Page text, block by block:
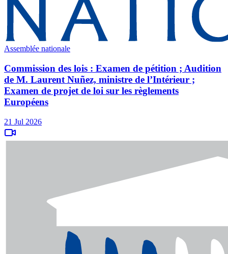
Assemblée nationale
Commission des lois : Examen de pétition ; Audition
de M. Laurent Nuñez, ministre de l’Intérieur ;
Examen de projet de loi sur les règlements
Européens
21 Jul 2026